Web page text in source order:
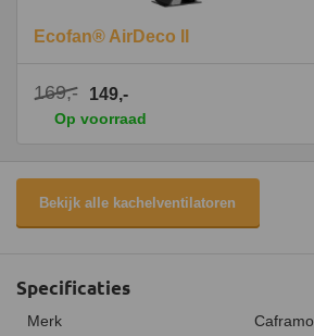
Ecofan® AirDeco II
169,- 149,-
Op voorraad
Bekijk alle kachelventilatoren
Specificaties
Merk Caframo